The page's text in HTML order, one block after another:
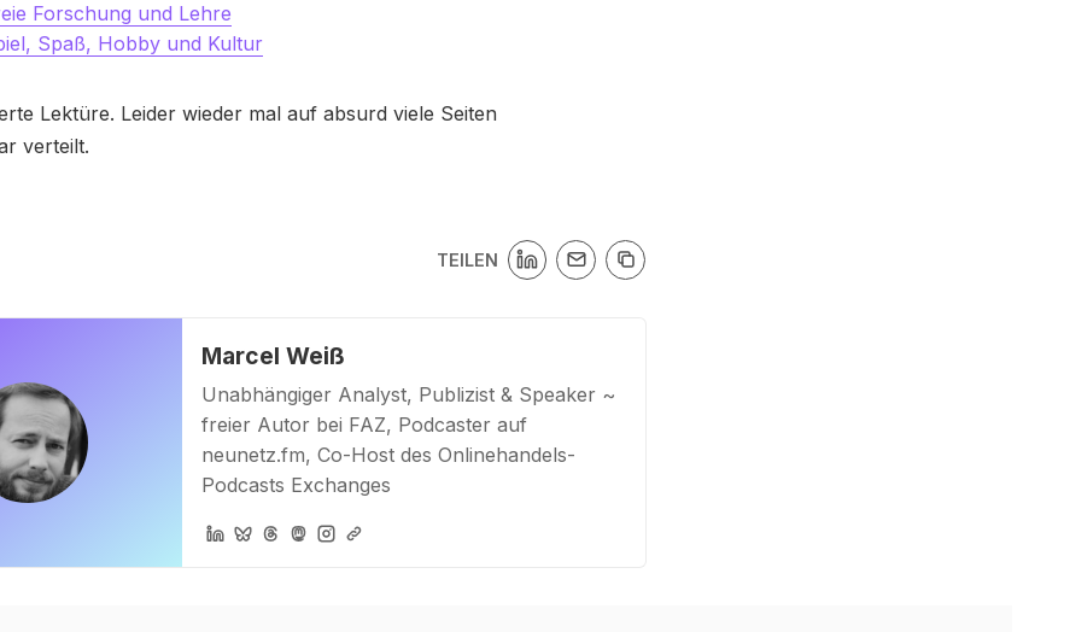
Forschung und Lehre
Spaß, Hobby und Kultur
Lektüre. Leider wieder mal auf absurd viele Seiten
verteilt.
TEILEN
Marcel Weiß
Unabhängiger Analyst, Publizist & Speaker ~
freier Autor bei FAZ, Podcaster auf
neunetz.fm, Co-Host des Onlinehandels-
Podcasts Exchanges